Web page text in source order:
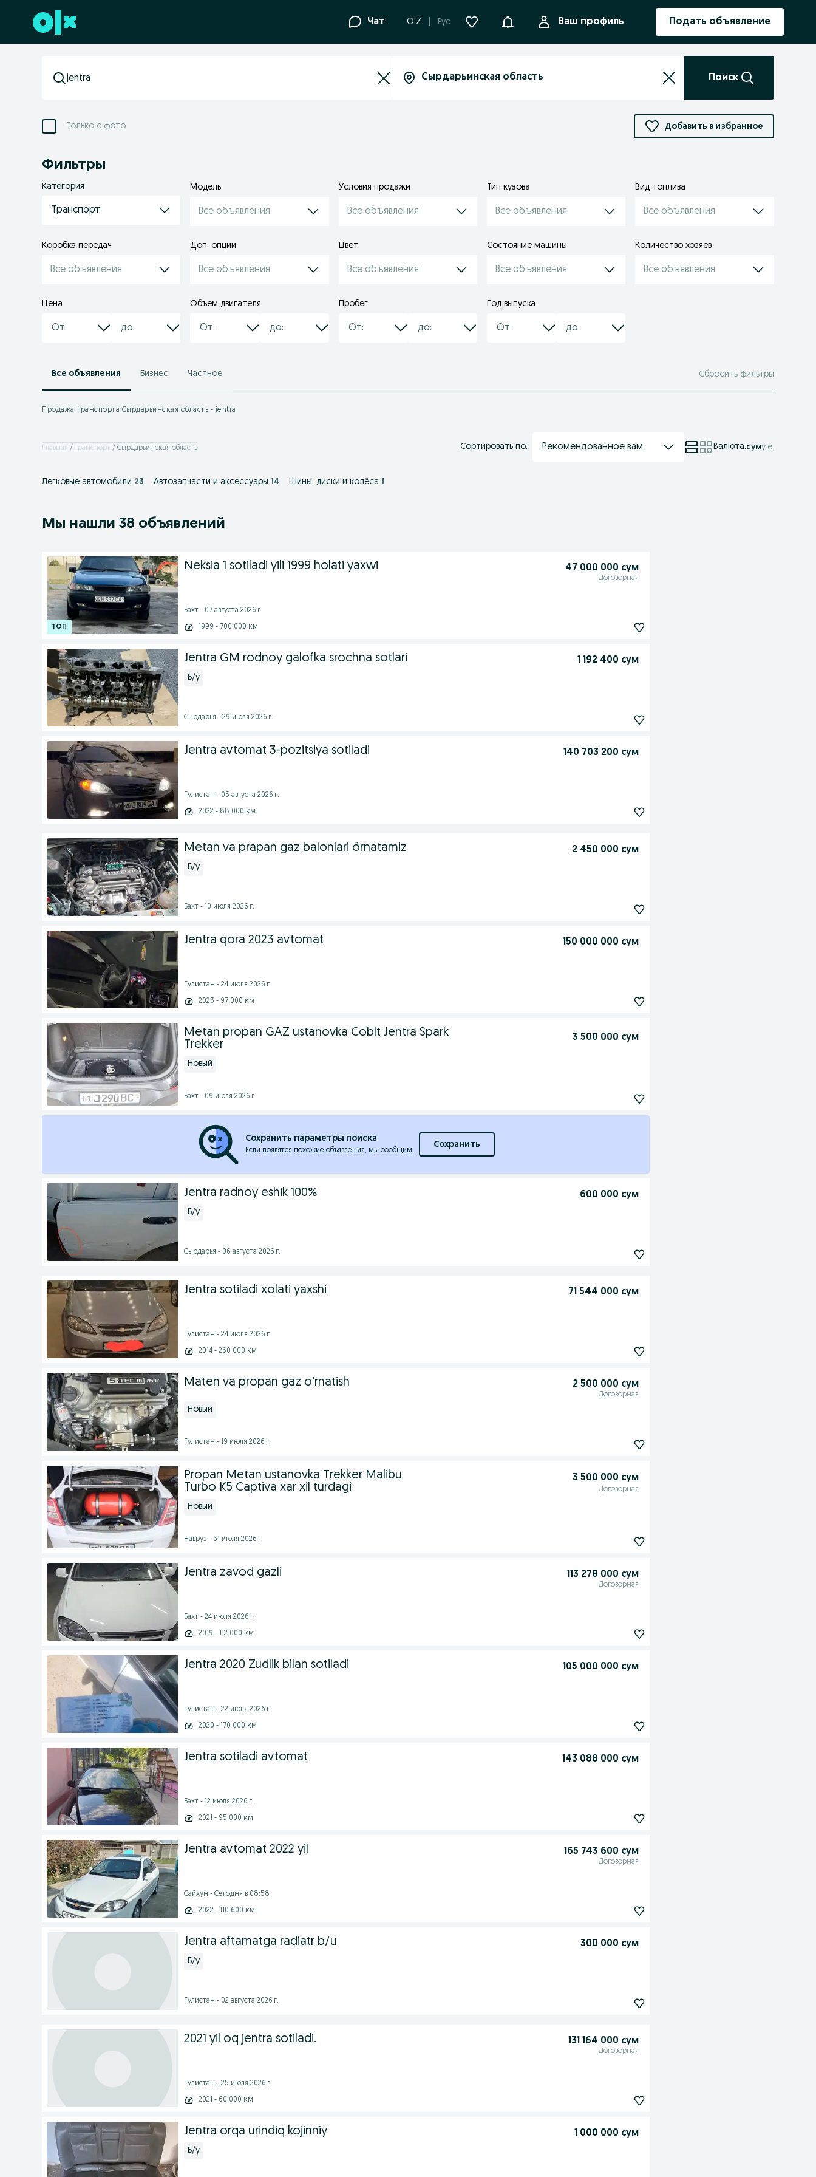
Перейти к нижнему колонтитулу Чат O'Z Рус УведомленияВаш профиль Подать объявление
Поиск
Только с фото Добавить в избранное
Фильтры
Категория
Транспорт
Модель
Все объявления
Условия продажи
Все объявления
Тип кузова
Все объявления
Вид топлива
Все объявления
Коробка передач
Все объявления
Доп. опции
Все объявления
Цвет
Все объявления
Состояние машины
Все объявления
Количество хозяев
Все объявления
Цена Объем двигателя Пробег Год выпуска
Все объявления Бизнес Частное Сбросить фильтры
Продажа транспорта Сырдарьинская область - jentra
Главная Транспорт Сырдарьинская область Сортировать по: Рекомендованное вам Валюта:суму.е.
Легковые автомобили 23 Автозапчасти и аксессуары 14 Шины, диски и колёса 1
Мы нашли 38 объявлений
Neksia 1 sotiladi yili 1999 holati yaxwi 47 000 000 сум
Договорная
Бахт - 07 августа 2026 г.
1999 - 700 000 км
Jentra GM rodnoy galofka srochna sotlari 1 192 400 сум
Б/у
Сырдарья - 29 июля 2026 г.
Jentra avtomat 3-pozitsiya sotiladi 140 703 200 сум
Гулистан - 05 августа 2026 г.
2022 - 88 000 км
Metan va prapan gaz balonlari örnatamiz 2 450 000 сум
Б/у
Бахт - 10 июля 2026 г.
Jentra qora 2023 avtomat 150 000 000 сум
Гулистан - 24 июля 2026 г.
2023 - 97 000 км
Metan propan GAZ ustanovka Coblt Jentra Spark
Trekker
3 500 000 сум
Новый
Бахт - 09 июля 2026 г.
Сохранить параметры поиска
Если появятся похожие объявления, мы сообщим.
Сохранить
Jentra radnoy eshik 100% 600 000 сум
Б/у
Сырдарья - 06 августа 2026 г.
Jentra sotiladi xolati yaxshi 71 544 000 сум
Гулистан - 24 июля 2026 г.
2014 - 260 000 км
Maten va propan gaz oʻrnatish 2 500 000 сум
Договорная
Новый
Гулистан - 19 июля 2026 г.
Propan Metan ustanovka Trekker Malibu
Turbo K5 Captiva xar xil turdagi
3 500 000 сум
Договорная
Новый
Навруз - 31 июля 2026 г.
Jentra zavod gazli 113 278 000 сум
Договорная
Бахт - 24 июля 2026 г.
2019 - 112 000 км
Jentra 2020 Zudlik bilan sotiladi 105 000 000 сум
Гулистан - 22 июля 2026 г.
2020 - 170 000 км
Jentra sotiladi avtomat 143 088 000 сум
Бахт - 12 июля 2026 г.
2021 - 95 000 км
Jentra avtomat 2022 yil 165 743 600 сум
Договорная
Сайхун - Сегодня в 08:58
2022 - 110 600 км
Jentra aftamatga radiatr b/u 300 000 сум
Б/у
Гулистан - 02 августа 2026 г.
2021 yil oq jentra sotiladi. 131 164 000 сум
Договорная
Гулистан - 25 июля 2026 г.
2021 - 60 000 км
Jentra orqa urindiq kojinniy 1 000 000 сум
Б/у